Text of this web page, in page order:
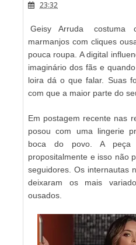
23:32
Geisy Arruda
costuma
marmanjos com cliques
pouca roupa. A digital
imaginário dos fãs e
loira dá o que falar. Suas
com que a maior parte do
Em postagem recente nas
posou com uma lingerie
boca do povo. A peça
propositalmente e isso não
seguidores. Os internautas
deixaram os mais
ousados.